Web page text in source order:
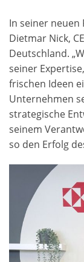
In seiner
Dietmar Nick,
Deutschland.
seiner
frischen Ideen
Unternehmen
strategische
seinem
so den Erfolg